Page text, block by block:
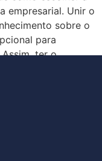
empresarial. Unir o
sobre o
para
ter o